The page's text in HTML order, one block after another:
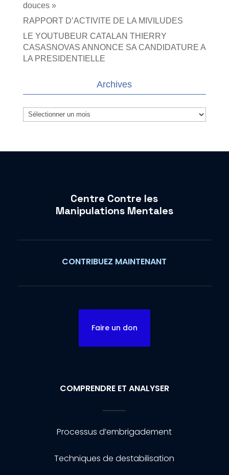
douces »
RAPPORT D’ACTIVITE DE LA MIVILUDES
LE YOUTUBEUR CATALAN THIERRY
CASASNOVAS ANNONCE SA CANDIDATURE A
LA PRESIDENTIELLE
Archives
Archives
Centre Contre les
Manipulations Mentales
CONTRIBUEZ MAINTENANT
Faire un don
COMPRENDRE ET ANALYSER
Processus d’embrigadement
Techniques de destabilisation